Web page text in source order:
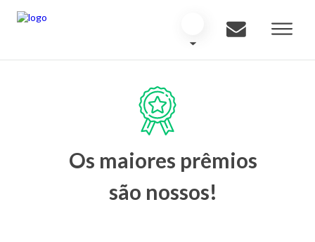
Os maiores prêmios
são nossos!